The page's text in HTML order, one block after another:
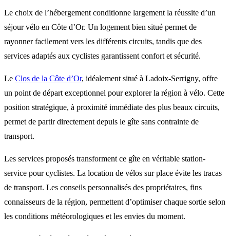
Le choix de l’hébergement conditionne largement la réussite d’un
séjour vélo en Côte d’Or. Un logement bien situé permet de
rayonner facilement vers les différents circuits, tandis que des
services adaptés aux cyclistes garantissent confort et sécurité.
Le Clos de la Côte d’Or, idéalement situé à Ladoix-Serrigny, offre
un point de départ exceptionnel pour explorer la région à vélo. Cette
position stratégique, à proximité immédiate des plus beaux circuits,
permet de partir directement depuis le gîte sans contrainte de
transport.
Les services proposés transforment ce gîte en véritable station-
service pour cyclistes. La location de vélos sur place évite les tracas
de transport. Les conseils personnalisés des propriétaires, fins
connaisseurs de la région, permettent d’optimiser chaque sortie selon
les conditions météorologiques et les envies du moment.